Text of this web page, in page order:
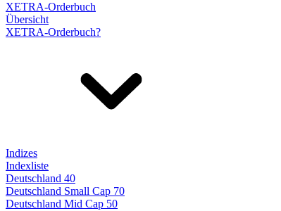
XETRA-Orderbuch
Übersicht
XETRA-Orderbuch?
Indizes
Indexliste
Deutschland 40
Deutschland Small Cap 70
Deutschland Mid Cap 50